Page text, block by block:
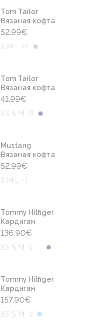
Tom Tailor
Вязаная кофта
52.99€
S M L +2
Tom Tailor
Вязаная кофта
41.99€
XS S M +3
Mustang
Вязаная кофта
52.99€
S M L +1
Tommy Hilfiger
Кардиган
136.90€
XS S M +1
Tommy Hilfiger
Кардиган
157.90€
XS S M +1